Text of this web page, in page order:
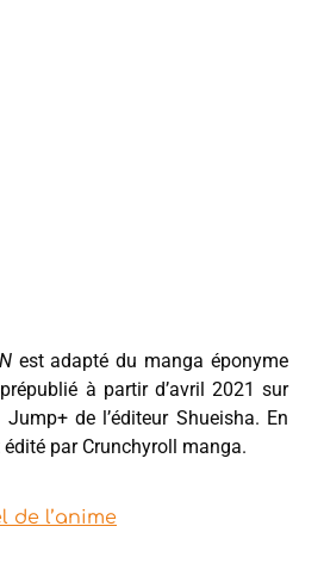
est adapté du manga éponyme
à partir d’avril 2021 sur
Jump+ de l’éditeur Shueisha. En
par Crunchyroll manga.
de l’anime